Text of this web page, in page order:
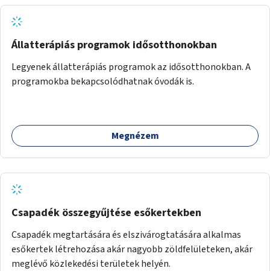
Állatterápiás programok idősotthonokban
Legyenek állatterápiás programok az idősotthonokban. A
programokba bekapcsolódhatnak óvodák is.
Megnézem
Csapadék összegyűjtése esőkertekben
Csapadék megtartására és elszivárogtatására alkalmas
esőkertek létrehozása akár nagyobb zöldfelületeken, akár
meglévő közlekedési területek helyén.